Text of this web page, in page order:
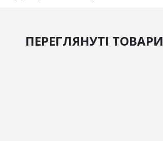
ПЕРЕГЛЯНУТІ ТОВАРИ